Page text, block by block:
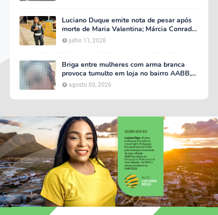
Luciano Duque emite nota de pesar após
morte de Maria Valentina; Márcia Conrado
decreta luto oficial de três dias em Serra
Talhada
julho 11, 2026
Briga entre mulheres com arma branca
provoca tumulto em loja no bairro AABB,
em Serra Talhada
agosto 03, 2026